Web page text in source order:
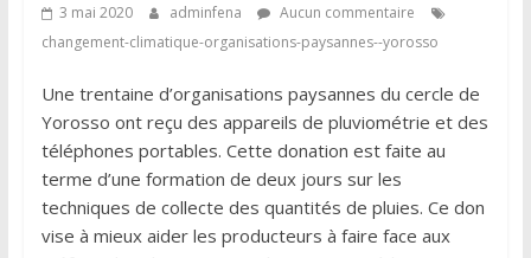
3 mai 2020 adminfena
Aucun commentaire
changement-climatique-organisations-paysannes--yorosso
Une trentaine d’organisations paysannes du cercle de
Yorosso ont reçu des appareils de pluviométrie et des
téléphones portables. Cette donation est faite au
terme d’une formation de deux jours sur les
techniques de collecte des quantités de pluies. Ce don
vise à mieux aider les producteurs à faire face aux